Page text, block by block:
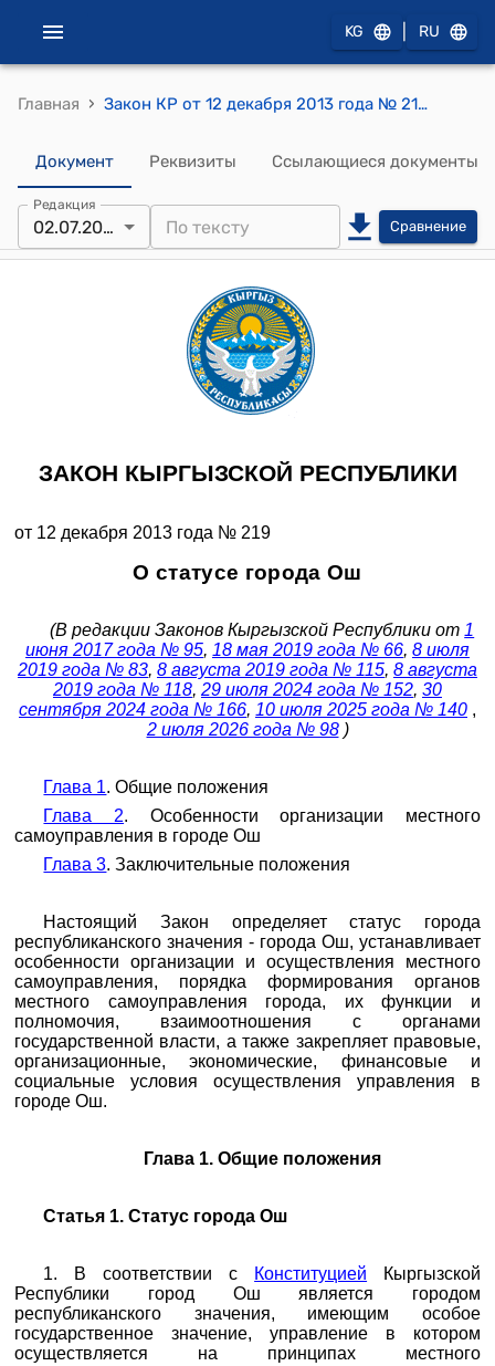
KG RU
Главная › Закон КР от 12 декабря 2013 года № 219 "О статусе города Ош"
Документ Реквизиты Ссылающиеся документы
Редакция
02.07.2026 Сравнение